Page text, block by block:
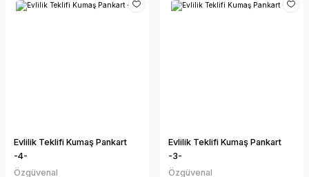
Evlilik Teklifi Kumaş Pankart
-4-
Özgüvenal
Evlilik Teklifi Kumaş Pankart
-3-
Özgüvenal